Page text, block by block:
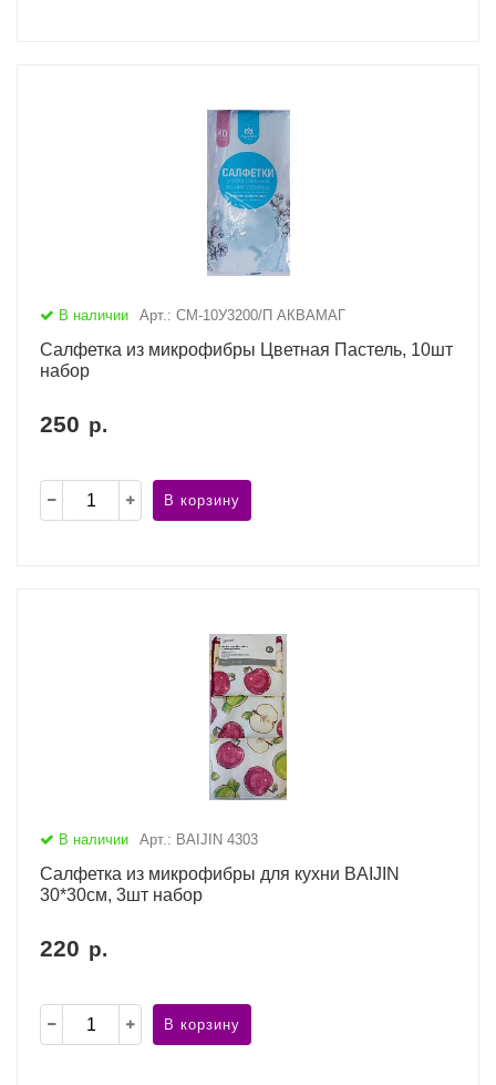
В наличии Арт.: CМ-10У3200/П АКВАМАГ
Салфетка из микрофибры Цветная Пастель, 10шт
набор
250 р.
В корзину
В наличии Арт.: BAIJIN 4303
Салфетка из микрофибры для кухни BAIJIN
30*30см, 3шт набор
220 р.
В корзину